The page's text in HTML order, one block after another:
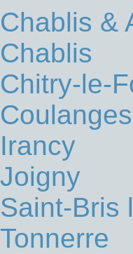
Chablis &
Chablis
Chitry-le-
Irancy
Joigny
Saint-Bris
Tonnerre